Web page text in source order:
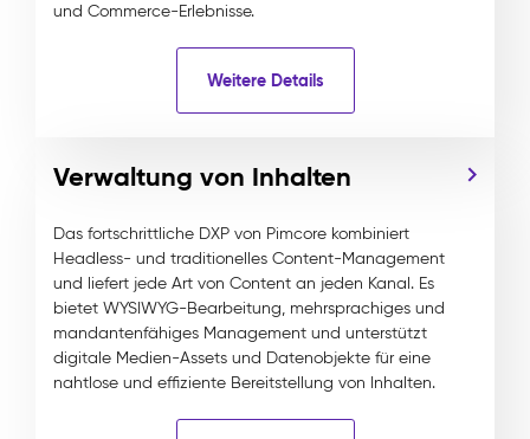
und Commerce-Erlebnisse.
Weitere Details
Verwaltung von Inhalten
Das fortschrittliche DXP von Pimcore kombiniert
Headless- und traditionelles Content-Management
und liefert jede Art von Content an jeden Kanal. Es
bietet WYSIWYG-Bearbeitung, mehrsprachiges und
mandantenfähiges Management und unterstützt
digitale Medien-Assets und Datenobjekte für eine
nahtlose und effiziente Bereitstellung von Inhalten.